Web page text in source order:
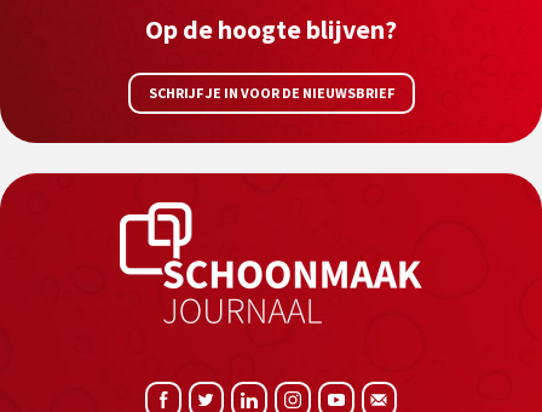
Op de hoogte blijven?
SCHRIJF JE IN VOOR DE NIEUWSBRIEF